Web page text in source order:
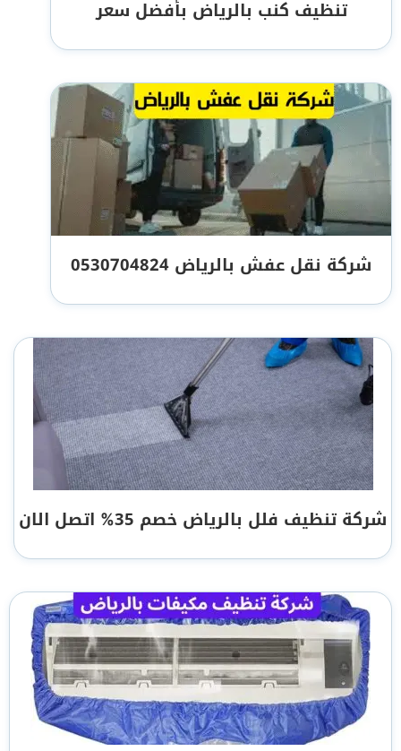
تنظيف كنب بالرياض بأفضل سعر
شركة نقل عفش بالرياض 0530704824
شركة تنظيف فلل بالرياض خصم 35% اتصل الان